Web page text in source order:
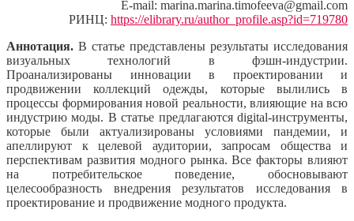
E-mail: marina.marina.timofeeva@gmail.com
РИНЦ: https://elibrary.ru/author_profile.asp?id=719780
Аннотация. В статье представлены результаты исследования
визуальных технологий в фэшн-индустрии.
Проанализированы инновации в проектировании и
продвижении коллекций одежды, которые вылились в
процессы формирования новой реальности, влияющие на всю
индустрию моды. В статье предлагаются digital-инструменты,
которые были актуализированы условиями пандемии, и
апеллируют к целевой аудитории, запросам общества и
перспективам развития модного рынка. Все факторы влияют
на потребительское поведение, обосновывают
целесообразность внедрения результатов исследования в
проектирование и продвижение модного продукта.